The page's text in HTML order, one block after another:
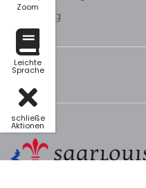
Zoom
Leichte
Sprache
schließe
Aktionen
Freitag